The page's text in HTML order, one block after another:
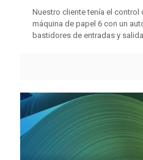
Nuestro cliente tenía el control
máquina de papel 6 con un
bastidores de entradas y